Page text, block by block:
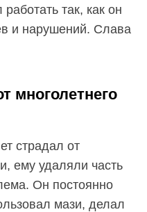
так, как он
и нарушений. Слава
многолетнего
страдал от
ему удаляли часть
Он постоянно
мази, делал